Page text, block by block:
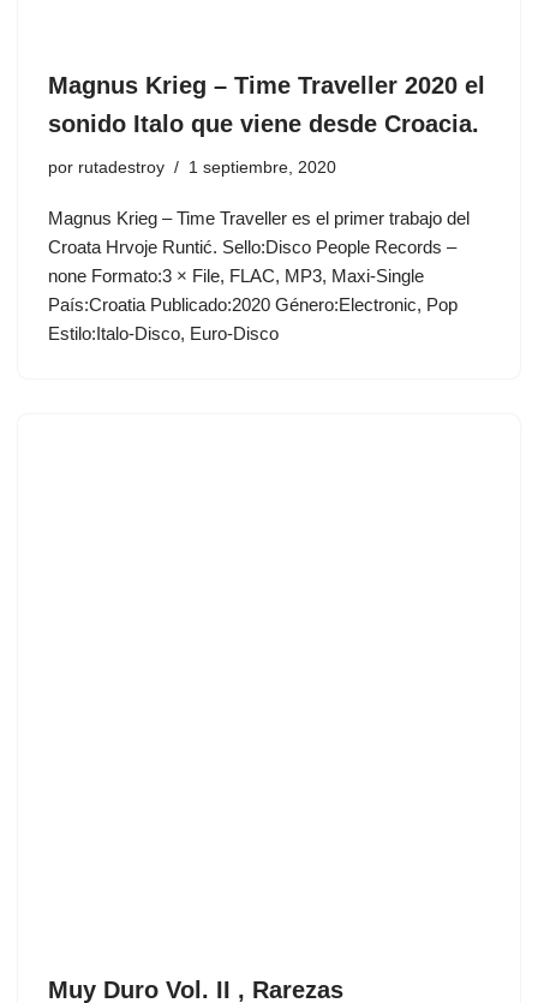
Magnus Krieg ‎– Time Traveller 2020 el
sonido Italo que viene desde Croacia.
por rutadestroy 1 septiembre, 2020
Magnus Krieg ‎– Time Traveller es el primer trabajo del
Croata Hrvoje Runtić. Sello:Disco People Records ‎–
none Formato:3 × File, FLAC, MP3, Maxi-Single
País:Croatia Publicado:2020 Género:Electronic, Pop
Estilo:Italo-Disco, Euro-Disco
Muy Duro Vol. II , Rarezas